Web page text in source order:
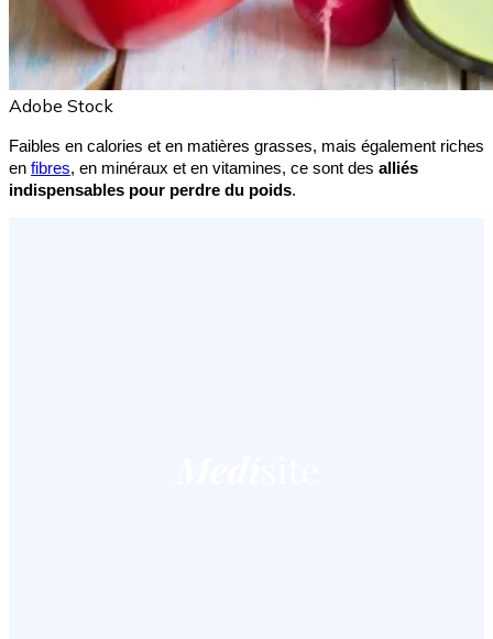
Adobe Stock
Faibles en calories et en matières grasses, mais également riches
en fibres, en minéraux et en vitamines, ce sont des alliés
indispensables pour perdre du poids.